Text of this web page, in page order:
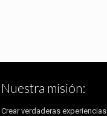
Nuestra misión:
Crear verdaderas